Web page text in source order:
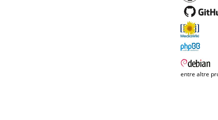
entre altre